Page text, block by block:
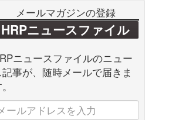
メールマガジンの登録
HRPニュースファイル
ニュースファイルのニュー
記事が、随時メールで届きま